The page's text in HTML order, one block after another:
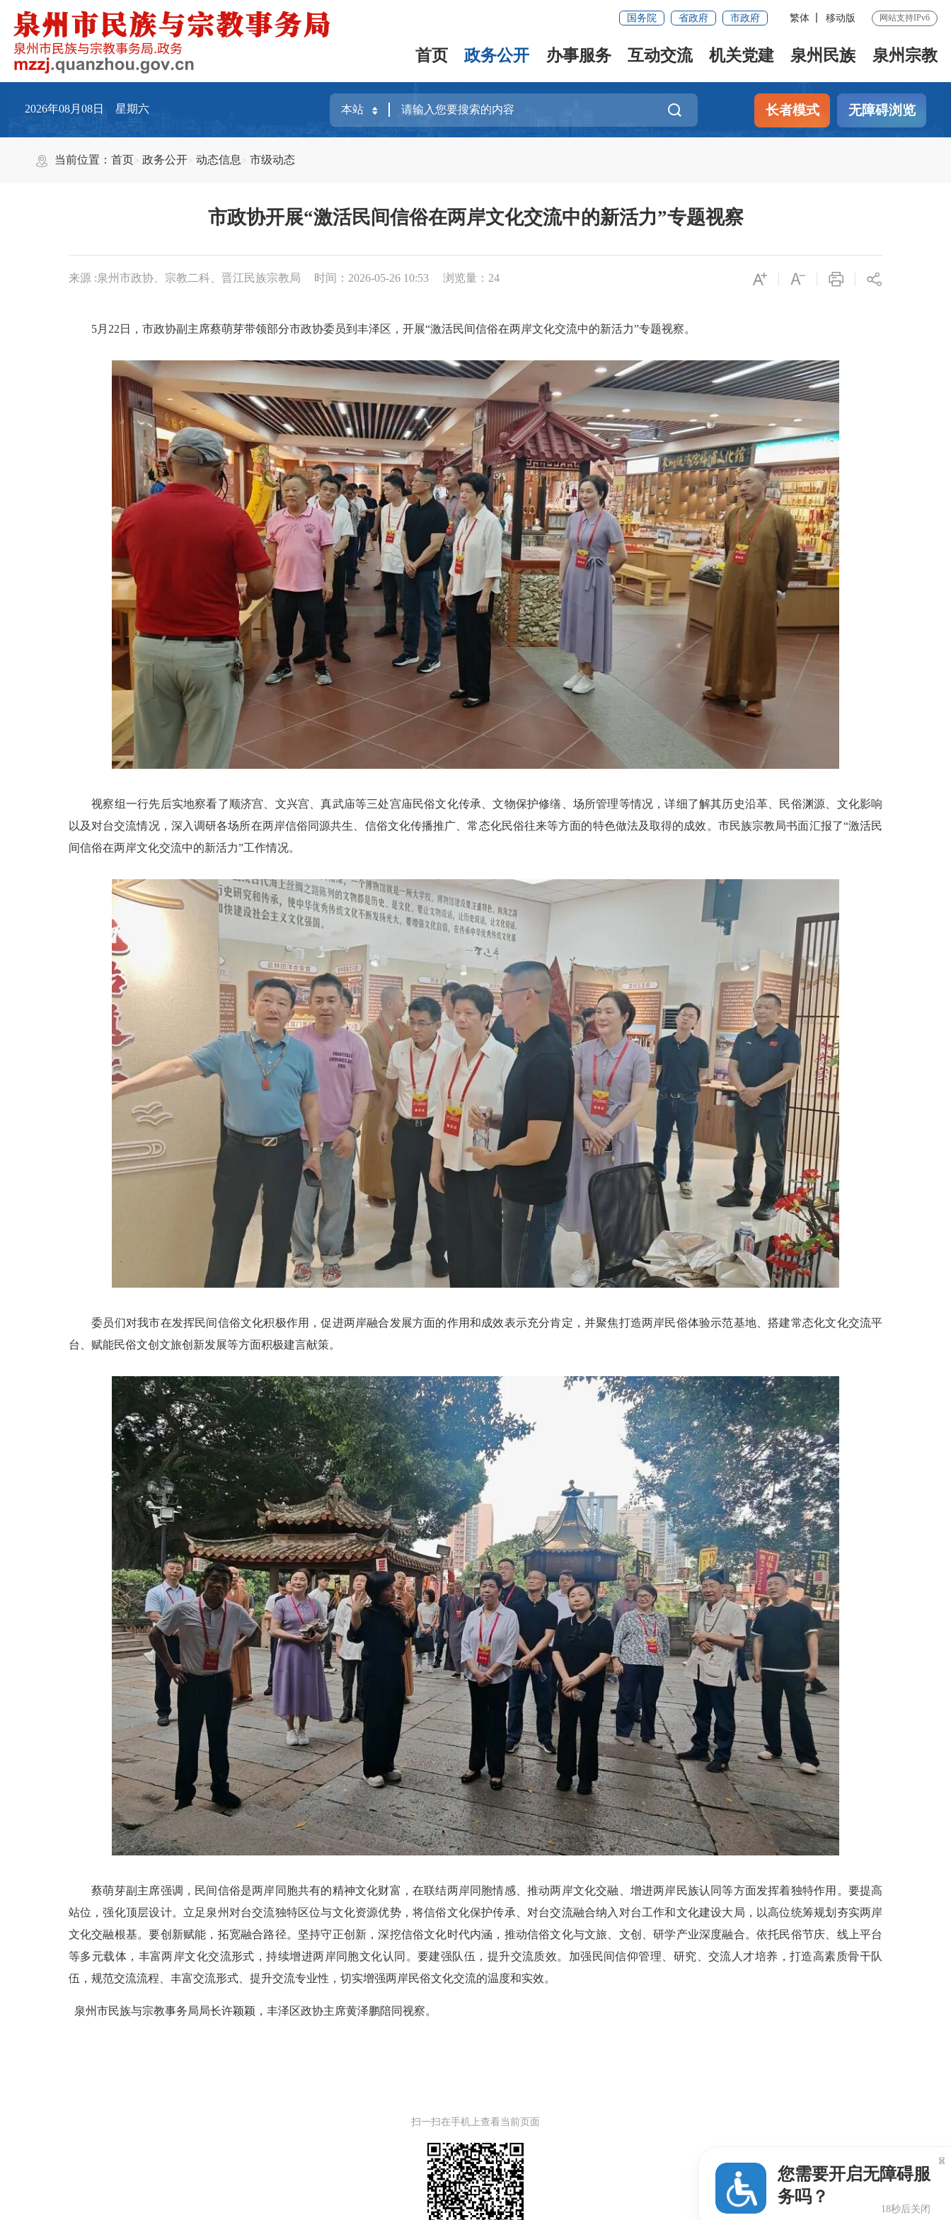
国务院 省政府 市政府 繁体 移动版 网站支持IPv6
首页 政务公开 办事服务 互动交流 机关党建 泉州民族 泉州宗教
2026年08月08日 星期六 长者模式 无障碍浏览
当前位置：首页 政务公开 动态信息 市级动态
市政协开展“激活民间信俗在两岸文化交流中的新活力”专题视察
来源 :泉州市政协、宗教二科、晋江民族宗教局 时间：2026-05-26 10:53 浏览量： 24
5月22日，市政协副主席蔡萌芽带领部分市政协委员到丰泽区，开展“激活民间信俗在两岸文化交流中的新活力”专题视察。
视察组一行先后实地察看了顺济宫、文兴宫、真武庙等三处宫庙民俗文化传承、文物保护修缮、场所管理等情况，详细了解其历史沿革、民俗渊源、文化影响
以及对台交流情况，深入调研各场所在两岸信俗同源共生、信俗文化传播推广、常态化民俗往来等方面的特色做法及取得的成效。市民族宗教局书面汇报了“激活民
间信俗在两岸文化交流中的新活力”工作情况。
委员们对我市在发挥民间信俗文化积极作用，促进两岸融合发展方面的作用和成效表示充分肯定，并聚焦打造两岸民俗体验示范基地、搭建常态化文化交流平
台、赋能民俗文创文旅创新发展等方面积极建言献策。
蔡萌芽副主席强调，民间信俗是两岸同胞共有的精神文化财富，在联结两岸同胞情感、推动两岸文化交融、增进两岸民族认同等方面发挥着独特作用。要提高
站位，强化顶层设计。立足泉州对台交流独特区位与文化资源优势，将信俗文化保护传承、对台交流融合纳入对台工作和文化建设大局，以高位统筹规划夯实两岸
文化交融根基。要创新赋能，拓宽融合路径。坚持守正创新，深挖信俗文化时代内涵，推动信俗文化与文旅、文创、研学产业深度融合。依托民俗节庆、线上平台
等多元载体，丰富两岸文化交流形式，持续增进两岸同胞文化认同。要建强队伍，提升交流质效。加强民间信仰管理、研究、交流人才培养，打造高素质骨干队
伍，规范交流流程、丰富交流形式、提升交流专业性，切实增强两岸民俗文化交流的温度和实效。
泉州市民族与宗教事务局局长许颖颖，丰泽区政协主席黄泽鹏陪同视察。
扫一扫在手机上查看当前页面
您需要开启无障碍服
务吗？
16秒后关闭
